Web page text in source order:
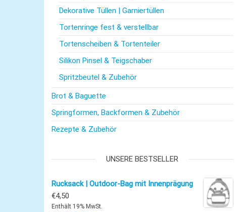
Dekorative Tüllen | Garniertüllen
Tortenringe fest & verstellbar
Tortenscheiben & Tortenteiler
Silikon Pinsel & Teigschaber
Spritzbeutel & Zubehör
Brot & Baguette
Springformen, Backformen & Zubehör
Rezepte & Zubehör
UNSERE BESTSELLER
Rucksack | Outdoor-Bag mit Innenprägung
€4,50
Enthält 19% MwSt.